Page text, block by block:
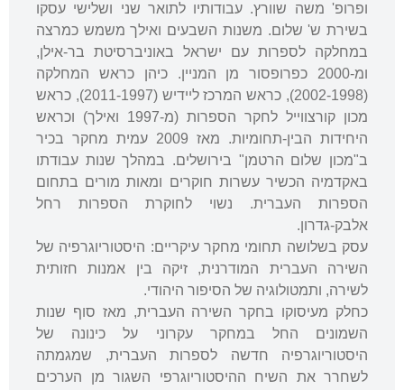
ופרופ' משה שוורץ. עבודותיו לתואר שני ושלישי עסקו
בשירת ש' שלום. משנות השבעים ואילך משמש כמרצה
במחלקה לספרות עם ישראל באוניברסיטת בר-אילן,
ומ-2000 כפרופסור מן המניין. כיהן כראש המחלקה
(2002-1998), כראש המרכז ליידיש (2011-1997), כראש
מכון קורצווייל לחקר הספרות (מ-1997 ואילך) וכראש
היחידות הבין-תחומיות. מאז 2009 עמית מחקר בכיר
ב"מכון שלום הרטמן" בירושלים. במהלך שנות עבודתו
באקדמיה הכשיר עשרות חוקרים ומאות מורים בתחום
הספרות העברית. נשוי לחוקרת הספרות רחל
אלבק-גדרון.
עסק בשלושה תחומי מחקר עיקריים: היסטוריוגרפיה של
השירה העברית המודרנית, זיקה בין אמנות חזותית
לשירה, ותמטולוגיה של הסיפור היהודי.
כחלק מעיסוקו בחקר השירה העברית, מאז סוף שנות
השמונים החל במחקר עקרוני על כינונה של
היסטוריוגרפיה חדשה לספרות העברית, שמגמתה
לשחרר את השיח ההיסטוריוגרפי השגור מן הערכים